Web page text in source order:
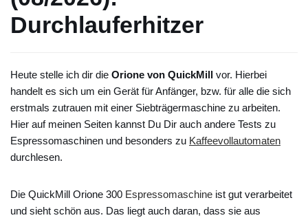
Durchlauferhitzer
Heute stelle ich dir die Orione von QuickMill vor. Hierbei
handelt es sich um ein Gerät für Anfänger, bzw. für alle die sich
erstmals zutrauen mit einer Siebträgermaschine zu arbeiten.
Hier auf meinen Seiten kannst Du Dir auch andere Tests zu
Espressomaschinen und besonders zu Kaffeevollautomaten
durchlesen.
Die QuickMill Orione 300 Espressomaschine ist gut verarbeitet
und sieht schön aus. Das liegt auch daran, dass sie aus